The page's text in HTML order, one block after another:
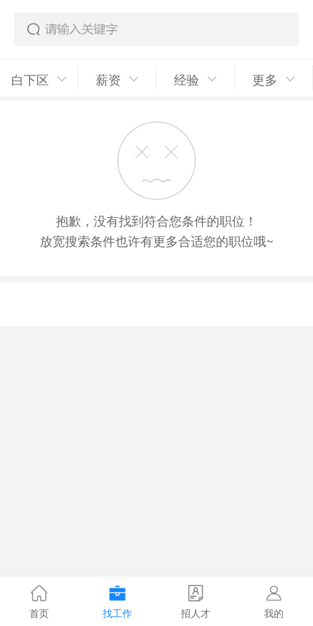
白下区 薪资 经验 更多
抱歉，没有找到符合您条件的职位！
放宽搜索条件也许有更多合适您的职位哦~
首页 找工作 招人才 我的